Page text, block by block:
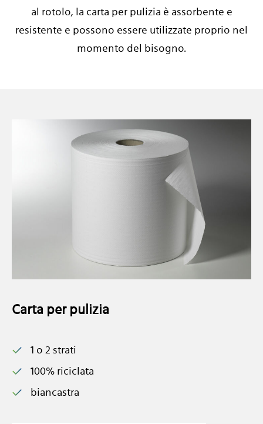
al rotolo, la carta per pulizia è assorbente e
resistente e possono essere utilizzate proprio nel
momento del bisogno.
Carta per pulizia
1 o 2 strati
100% riciclata
biancastra